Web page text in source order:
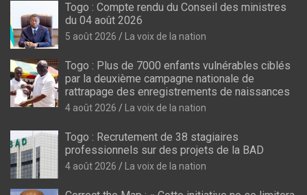
Togo : Compte rendu du Conseil des ministres
du 04 août 2026
5 août 2026 La voix de la nation
Togo : Plus de 7000 enfants vulnérables ciblés
par la deuxième campagne nationale de
rattrapage des enregistrements de naissances
4 août 2026 La voix de la nation
Togo : Recrutement de 38 stagiaires
professionnels sur des projets de la BAD
4 août 2026 La voix de la nation